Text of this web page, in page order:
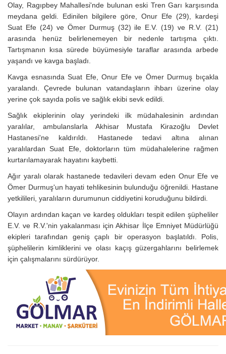
Olay, Ragıpbey Mahallesi'nde bulunan eski Tren Garı karşısında
meydana geldi. Edinilen bilgilere göre, Onur Efe (29), kardeşi
Suat Efe (24) ve Ömer Durmuş (32) ile E.V. (19) ve R.V. (21)
arasında henüz belirlenemeyen bir nedenle tartışma çıktı.
Tartışmanın kısa sürede büyümesiyle taraflar arasında arbede
yaşandı ve kavga başladı.
Kavga esnasında Suat Efe, Onur Efe ve Ömer Durmuş bıçakla
yaralandı. Çevrede bulunan vatandaşların ihbarı üzerine olay
yerine çok sayıda polis ve sağlık ekibi sevk edildi.
Sağlık ekiplerinin olay yerindeki ilk müdahalesinin ardından
yaralılar, ambulanslarla Akhisar Mustafa Kirazoğlu Devlet
Hastanesi'ne kaldırıldı. Hastanede tedavi altına alınan
yaralılardan Suat Efe, doktorların tüm müdahalelerine rağmen
kurtarılamayarak hayatını kaybetti.
Ağır yaralı olarak hastanede tedavileri devam eden Onur Efe ve
Ömer Durmuş'un hayati tehlikesinin bulunduğu öğrenildi. Hastane
yetkilileri, yaralıların durumunun ciddiyetini koruduğunu bildirdi.
Olayın ardından kaçan ve kardeş oldukları tespit edilen şüpheliler
E.V. ve R.V.'nin yakalanması için Akhisar İlçe Emniyet Müdürlüğü
ekipleri tarafından geniş çaplı bir operasyon başlatıldı. Polis,
şüphelilerin kimliklerini ve olası kaçış güzergahlarını belirlemek
için çalışmalarını sürdürüyor.